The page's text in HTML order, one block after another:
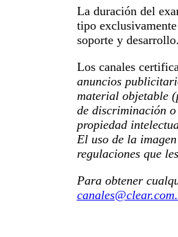
La duración del
tipo
soporte y
Los canales
anuncios
material objetable
de discriminación
propiedad
El uso de la
regulaciones que
Para obtener